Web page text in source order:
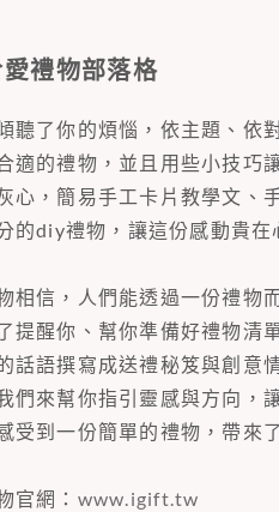
愛禮物部落格
聽了你的煩惱，依主題、依
適的禮物，並且用些小技巧
心，簡易手工卡片教學文、
的diy禮物，讓這份感動貴在
相信，人們能透過一份禮物
提醒你、幫你準備好禮物清
話語撰寫成送禮秘笈與創意
們來幫你指引靈感與方向，
受到一份簡單的禮物，帶來
官網： www.igift.tw